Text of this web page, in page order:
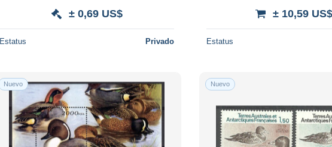
± 0,69 US$
Estatus Privado
± 10,59 US$
Estatus
Nuevo Nuevo